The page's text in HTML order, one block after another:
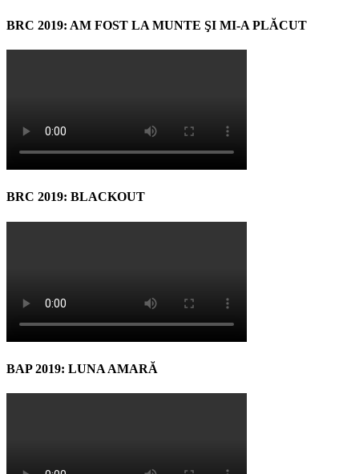
BRC 2019: AM FOST LA MUNTE ŞI MI-A PLĂCUT
BRC 2019: BLACKOUT
BAP 2019: LUNA AMARĂ